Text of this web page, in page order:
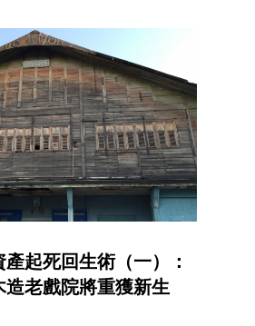
起死回生術（一）：
造老戲院將重獲新生